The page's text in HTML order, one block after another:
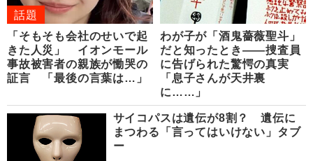
話題
「そもそも会社のせいで起
きた人災」 イオンモール
事故被害者の親族が慟哭の
証言 「最後の言葉は…」
わが子が「酒鬼薔薇聖斗」
だと知ったとき――捜査員
に告げられた驚愕の真実
「息子さんが天井裏
に……」
サイコパスは遺伝が8割？ 遺伝に
まつわる「言ってはいけない」タブ
ー